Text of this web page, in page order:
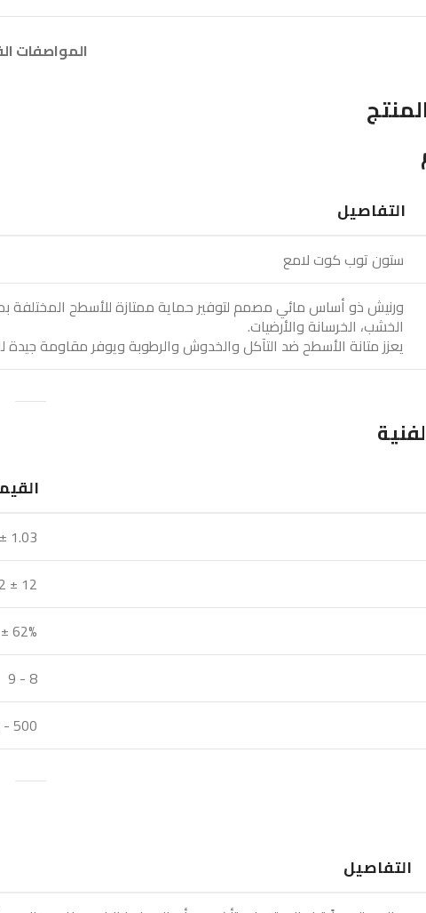
المواصفات
التفاصيل
ستون توب كوت لامع
ورنيش ذو أساس مائي مصمم لتوفير حماية ممتازة للأسطح المختلفة
الخشب، الخرسانة والأرضيات.
يعزز متانة الأسطح ضد التآكل والخدوش والرطوبة ويوفر مقاومة جيدة
1.03 ± 0.02 كجم/لتر
12 ± 2 بواز
62% ± 1
8 - 9
500 - 600 جم/م²
التفاصيل